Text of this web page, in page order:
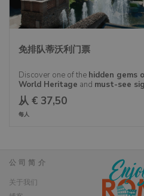
从大教堂的露台上，可以欣赏到佛
划您的访问，体验这些永恒的珍宝和
基圆顶和佛罗伦萨大教堂博物馆。在
免排队蒂沃利门票
Discover one of the hidden gems
World Heritage and must-see
These Tivoli tickets include a visit to
destination just outside of Rome,
从 € 37,50
每人
公司简介
关于我们